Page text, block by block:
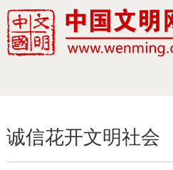
诚信花开文明社会